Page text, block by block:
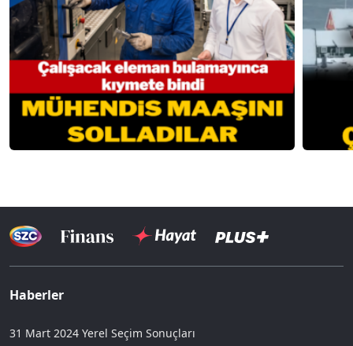
Haberler
31 Mart 2024 Yerel Seçim Sonuçları